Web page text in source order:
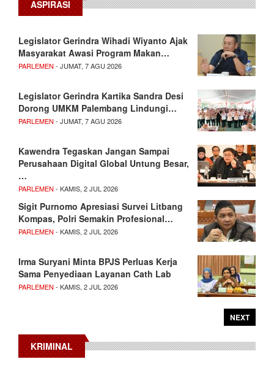
ASPIRASI
Legislator Gerindra Wihadi Wiyanto Ajak
Masyarakat Awasi Program Makan…
PARLEMEN - JUMAT, 7 AGU 2026
Legislator Gerindra Kartika Sandra Desi
Dorong UMKM Palembang Lindungi…
PARLEMEN - JUMAT, 7 AGU 2026
Kawendra Tegaskan Jangan Sampai
Perusahaan Digital Global Untung Besar,
…
PARLEMEN - KAMIS, 2 JUL 2026
Sigit Purnomo Apresiasi Survei Litbang
Kompas, Polri Semakin Profesional…
PARLEMEN - KAMIS, 2 JUL 2026
Irma Suryani Minta BPJS Perluas Kerja
Sama Penyediaan Layanan Cath Lab
PARLEMEN - KAMIS, 2 JUL 2026
NEXT
KRIMINAL